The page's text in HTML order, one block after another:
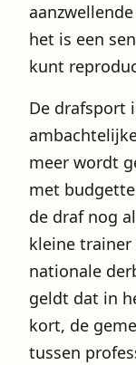
het is een
kunt
De drafsport
meer wordt
met
de draf nog
kleine trainer
nationale
geldt dat in
kort, de
tussen